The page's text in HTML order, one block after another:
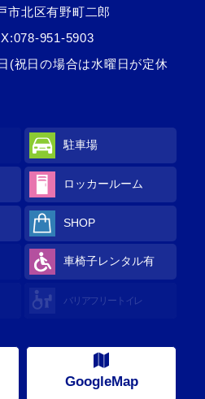
市北区有野町二郎
951-5903
(祝日の場合は水曜日が定休
駐車場
ロッカールーム
SHOP
車椅子レンタル有
バリアフリートイレ
GoogleMap